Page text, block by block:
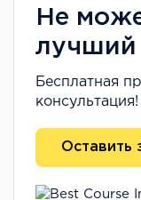
Не
лучший
Бесплатная
консультация!
Оставить